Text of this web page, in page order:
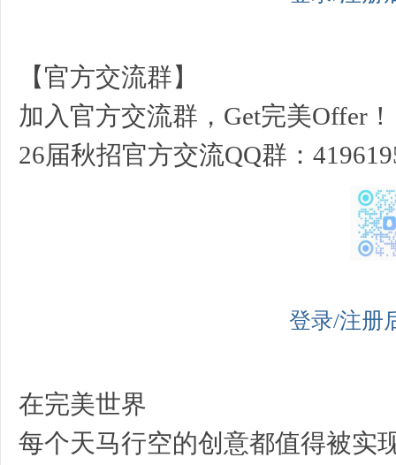
【官方交流群】
加入官方交流群，Get完美Offer！
26届秋招官方交流QQ群：
登录/注册
在完美世界
每个天马行空的创意都值得被实